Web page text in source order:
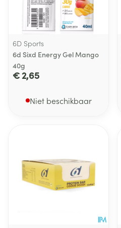
6D Sports
6d Sixd Energy Gel Mango
40g
€ 2,65
Niet beschikbaar